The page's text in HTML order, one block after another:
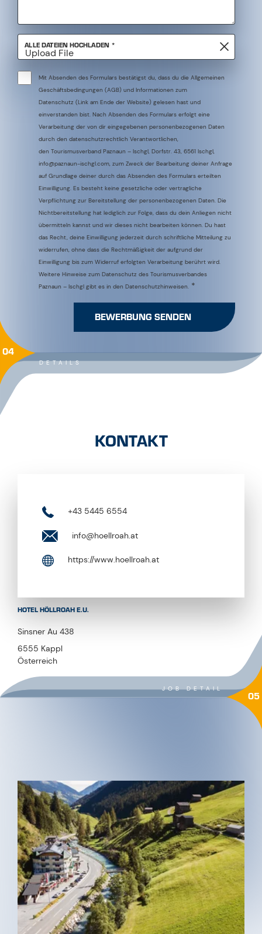
Datenschutz (Link am Ende der Website) gelesen hast und
einverstanden bist. Nach Absenden des Formulars erfolgt eine
durch den datenschutzrechtlich Verantwortlichen,
den Tourismusverband Paznaun – Ischgl, Dorfstr. 43, 6561 Ischgl,
info@paznaun-ischgl.com, zum Zweck der Bearbeitung deiner Anfrage
auf Grundlage deiner durch das Absenden des Formulars erteilten
Einwilligung. Es besteht keine gesetzliche oder vertragliche
Verpflichtung zur Bereitstellung der personenbezogenen Daten. Die
Nichtbereitstellung hat lediglich zur Folge, dass du dein Anliegen nicht
übermitteln kannst und wir dieses nicht bearbeiten können. Du hast
das Recht, deine Einwilligung jederzeit durch schriftliche Mitteilung zu
widerrufen, ohne dass die Rechtmäßigkeit der aufgrund der
Einwilligung bis zum Widerruf erfolgten Verarbeitung berührt wird.
Weitere Hinweise zum Datenschutz des Tourismusverbandes
Paznaun – Ischgl gibt es in den Datenschutzhinweisen. *Pflichtfeld
BEWERBUNG SENDEN
DETAILS
KONTAKT
Österreich
05
HÖLLROAH
Genießen Sie Ihren Urlaub und lassen Sie Ihre Träume